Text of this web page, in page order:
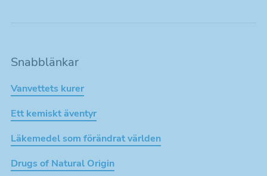
Snabblänkar
Vanvettets kurer
Ett kemiskt äventyr
Läkemedel som förändrat världen
Drugs of Natural Origin